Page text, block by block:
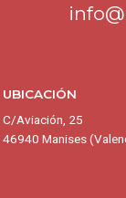
UBICACIÓN
C/Aviación, 25
46940 Manises